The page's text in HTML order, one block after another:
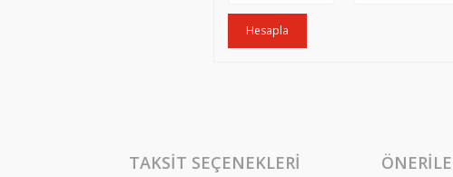
Hesapla
TAKSIT SEÇENEKLERI